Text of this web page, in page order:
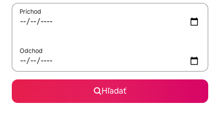
Príchod
Odchod
Hľadať